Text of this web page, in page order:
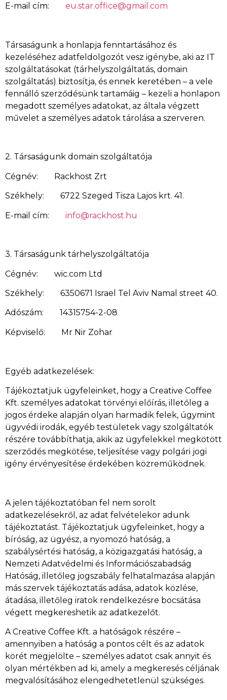
E-mail cím: eu.star.office@gmail.com
Társaságunk a honlapja fenntartásához és
kezeléséhez adatfeldolgozót vesz igénybe, aki az IT
szolgáltatásokat (tárhelyszolgáltatás, domain
szolgáltatás) biztosítja, és ennek keretében – a vele
fennálló szerződésünk tartamáig – kezeli a honlapon
megadott személyes adatokat, az általa végzett
művelet a személyes adatok tárolása a szerveren.
2. Társaságunk domain szolgáltatója
Cégnév: Rackhost Zrt
Székhely: 6722 Szeged Tisza Lajos krt. 41.
E-mail cím: info@rackhost.hu
3. Társaságunk tárhelyszolgáltatója
Cégnév: wic.com Ltd
Székhely: 6350671 Israel Tel Aviv Namal street 40.
Adószám: 14315754-2-08
Képviselő: Mr Nir Zohar
Egyéb adatkezelések:
Tájékoztatjuk ügyfeleinket, hogy a Creative Coffee
Kft. személyes adatokat törvényi előírás, illetőleg a
jogos érdeke alapján olyan harmadik felek, úgymint
ügyvédi irodák, egyéb testületek vagy szolgáltatók
részére továbbíthatja, akik az ügyfelekkel megkötött
szerződés megkötése, teljesítése vagy polgári jogi
igény érvényesítése érdekében közreműködnek.
A jelen tájékoztatóban fel nem sorolt
adatkezelésekről, az adat felvételekor adunk
tájékoztatást. Tájékoztatjuk ügyfeleinket, hogy a
bíróság, az ügyész, a nyomozó hatóság, a
szabálysértési hatóság, a közigazgatási hatóság, a
Nemzeti Adatvédelmi és Információszabadság
Hatóság, illetőleg jogszabály felhatalmazása alapján
más szervek tájékoztatás adása, adatok közlése,
átadása, illetőleg iratok rendelkezésre bocsátása
végett megkereshetik az adatkezelőt.
A Creative Coffee Kft. a hatóságok részére –
amennyiben a hatóság a pontos célt és az adatok
körét megjelölte – személyes adatot csak annyit és
olyan mértékben ad ki, amely a megkeresés céljának
megvalósításához elengedhetetlenül szükséges.